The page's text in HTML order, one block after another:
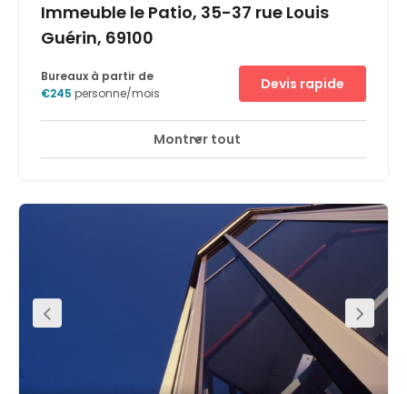
Immeuble le Patio, 35-37 rue Louis
Guérin, 69100
Surveillance CCTV 24 heures sur 24
animé de Villeurbanne Tonkin. Le centre d'affaires Le Patio
est situé dans la prolongation naturelle du quartier de
Lyon Part-Dieu, réputé pour être bien desservi par les
transports.Le bâtiment abrite des bureaux, des salles de
réunion et des espaces de coworking au 4e étage , au
cœur de ce quartier en plein essor et accueille des
entreprises du secteur de l'énergie comme EDF et RTE. La
réception au rez-de-chaussée offre un accueil
chaleureux aux visiteurs grâce à son plancher attrayant,
ses sièges confortables et sa terrasse lumineuse. Faites
une pause au Parc de la Tête d’Or pour le déjeuner et
profitez des jardins pour trouver l'inspiration.
Bureaux à partir de
€245 personne/mois
Devis rapide
Montrer tout